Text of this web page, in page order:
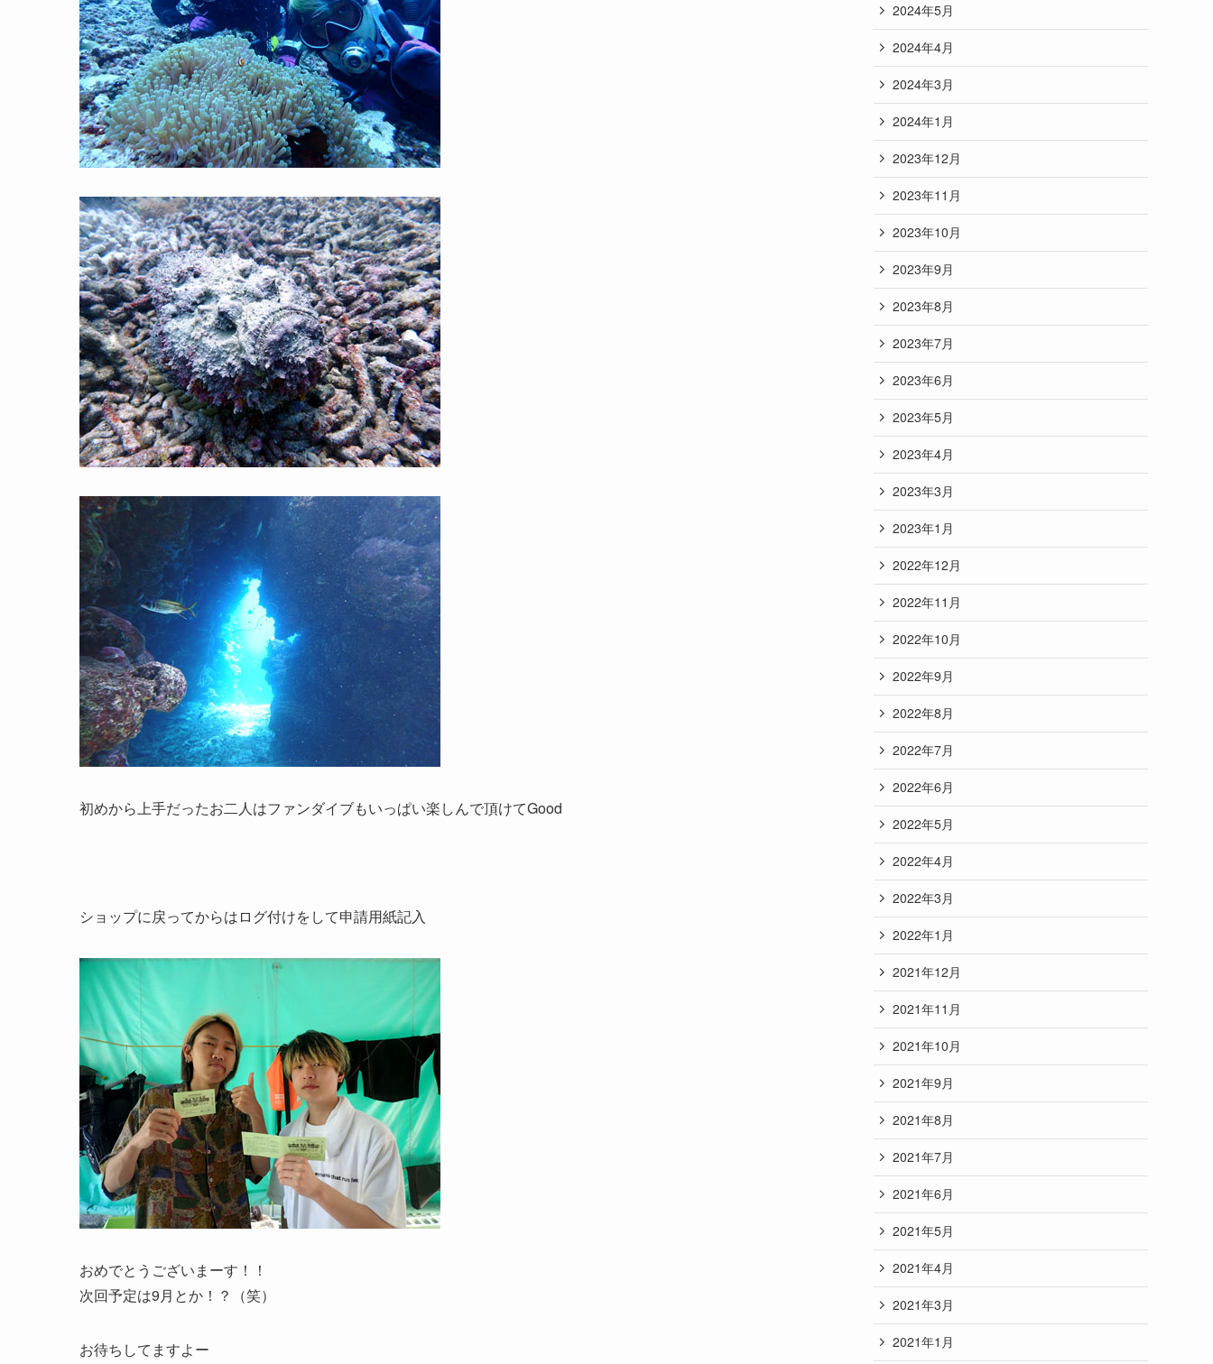
初めから上手だったお二人はファンダイブもいっぱい楽しんで頂けてGood
ショップに戻ってからはログ付けをして申請用紙記入
おめでとうございまーす！！
次回予定は9月とか！？（笑）
お待ちしてますよー
2024年5月
2024年4月
2024年3月
2024年1月
2023年12月
2023年11月
2023年10月
2023年9月
2023年8月
2023年7月
2023年6月
2023年5月
2023年4月
2023年3月
2023年1月
2022年12月
2022年11月
2022年10月
2022年9月
2022年8月
2022年7月
2022年6月
2022年5月
2022年4月
2022年3月
2022年1月
2021年12月
2021年11月
2021年10月
2021年9月
2021年8月
2021年7月
2021年6月
2021年5月
2021年4月
2021年3月
2021年1月